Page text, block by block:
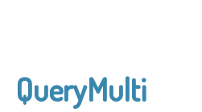
QueryMulti